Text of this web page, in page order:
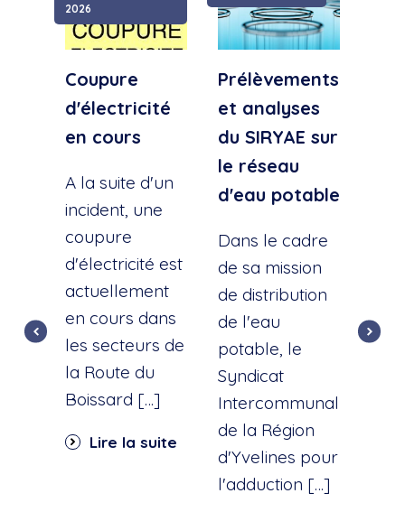
2026
Coupure
d'électricité
en cours
A la suite d'un
incident, une
coupure
d'électricité est
actuellement
en cours dans
les secteurs de
la Route du
Boissard […]
Lire la suite
Prélèvements
et analyses
du SIRYAE sur
le réseau
d'eau potable
Dans le cadre
de sa mission
de distribution
de l'eau
potable, le
Syndicat
Intercommunal
de la Région
d'Yvelines pour
l'adduction […]